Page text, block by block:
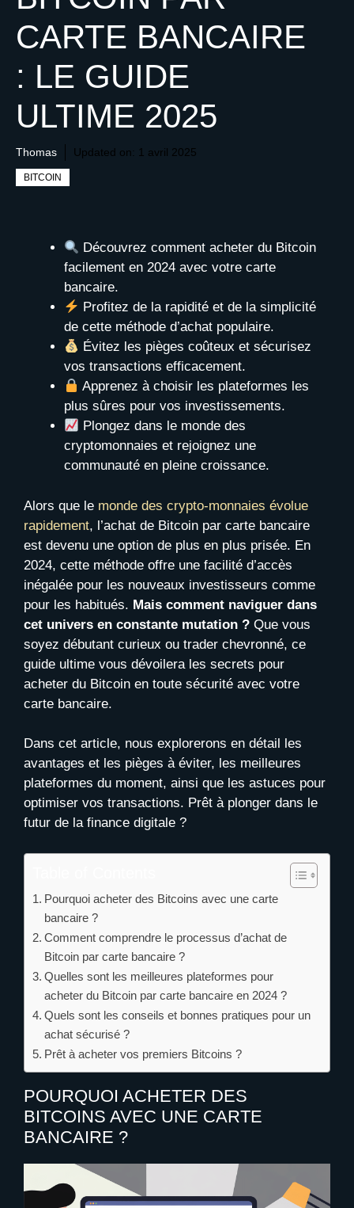
CARTE BANCAIRE
: LE GUIDE
ULTIME 2025
Thomas Updated on: 1 avril 2025
BITCOIN
Découvrez comment acheter du Bitcoin
facilement en 2024 avec votre carte
bancaire.
Profitez de la rapidité et de la simplicité
de cette méthode d’achat populaire.
Évitez les pièges coûteux et sécurisez
vos transactions efficacement.
Apprenez à choisir les plateformes les
plus sûres pour vos investissements.
Plongez dans le monde des
cryptomonnaies et rejoignez une
communauté en pleine croissance.
Alors que le monde des crypto-monnaies évolue
rapidement, l’achat de Bitcoin par carte bancaire
est devenu une option de plus en plus prisée. En
2024, cette méthode offre une facilité d’accès
inégalée pour les nouveaux investisseurs comme
pour les habitués. Mais comment naviguer dans
cet univers en constante mutation ? Que vous
soyez débutant curieux ou trader chevronné, ce
guide ultime vous dévoilera les secrets pour
acheter du Bitcoin en toute sécurité avec votre
carte bancaire.
Dans cet article, nous explorerons en détail les
avantages et les pièges à éviter, les meilleures
plateformes du moment, ainsi que les astuces pour
optimiser vos transactions. Prêt à plonger dans le
futur de la finance digitale ?
Pourquoi acheter des Bitcoins avec une carte
bancaire ?
Comment comprendre le processus d’achat de
Bitcoin par carte bancaire ?
Quelles sont les meilleures plateformes pour
acheter du Bitcoin par carte bancaire en 2024 ?
Quels sont les conseils et bonnes pratiques pour un
achat sécurisé ?
Prêt à acheter vos premiers Bitcoins ?
POURQUOI ACHETER DES
BITCOINS AVEC UNE CARTE
BANCAIRE ?